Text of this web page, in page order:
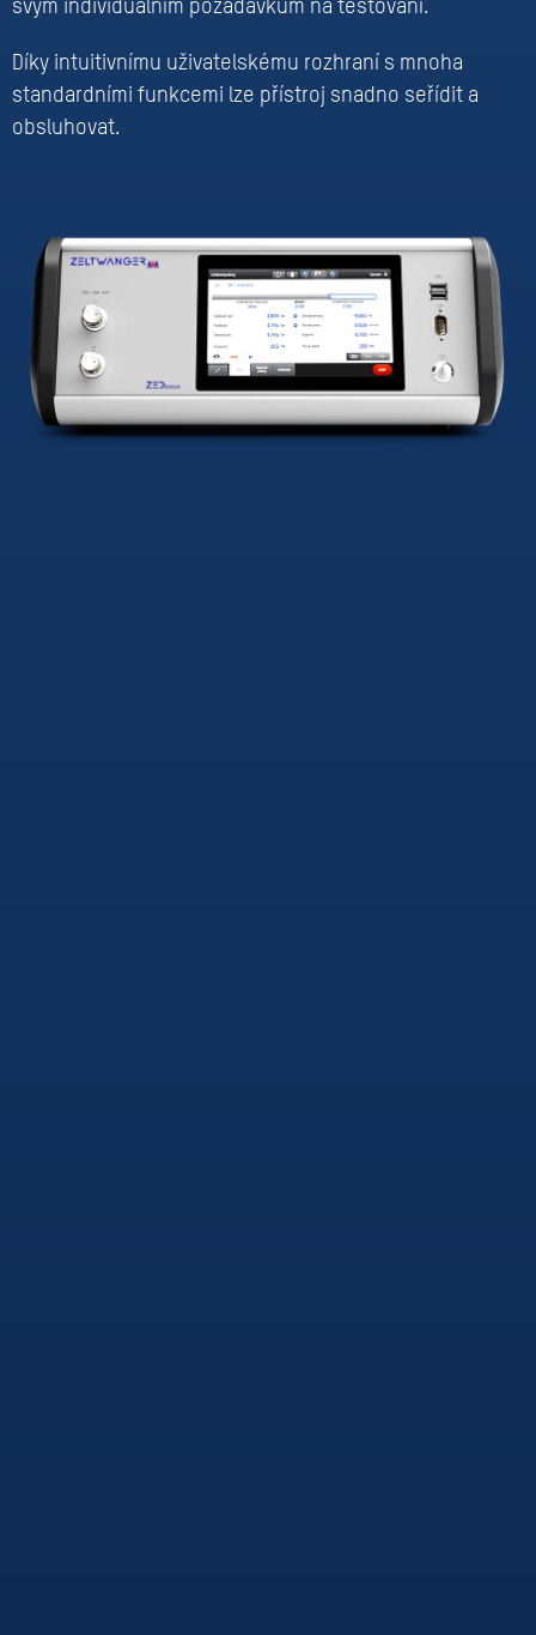
svým individuálním požadavkům na testování.
Díky intuitivnímu uživatelskému rozhraní s mnoha
standardními funkcemi lze přístroj snadno seřídit a
obsluhovat.